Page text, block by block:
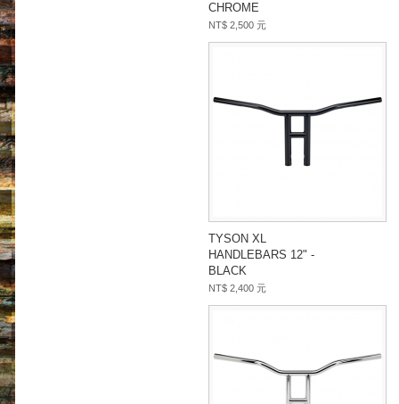
CHROME
NT$ 2,500 元
TYSON XL
HANDLEBARS 12" -
BLACK
NT$ 2,400 元